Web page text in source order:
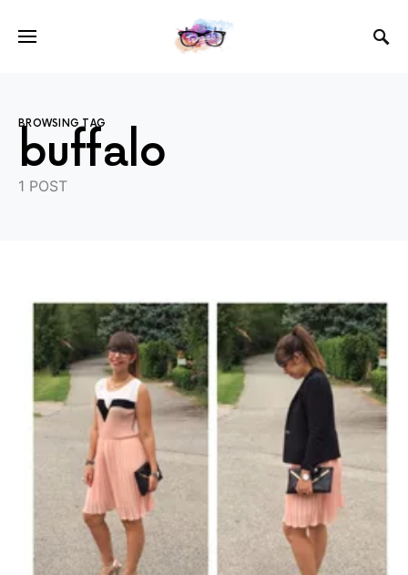
BROWSING TAG
buffalo
1 POST